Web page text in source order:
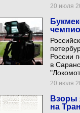
20 июля
России
в
20 июля
Взоры
на